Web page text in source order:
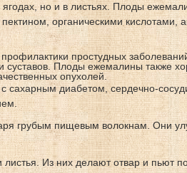
но и в листьях. Плоды
органическими кислотами,
простудных
суставов. Плоды ежемалины также
опухолей.
сахарным диабетом, сердечно-
грубым пищевым волокнам. Они
Из них делают отвар и пьют